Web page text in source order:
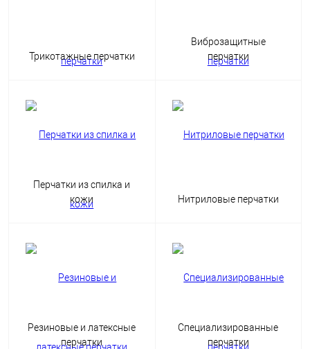
Трикотажные перчатки
Виброзащитные
перчатки
Перчатки из спилка и
кожи
Нитриловые перчатки
Резиновые и латексные
перчатки
Специализированные
перчатки